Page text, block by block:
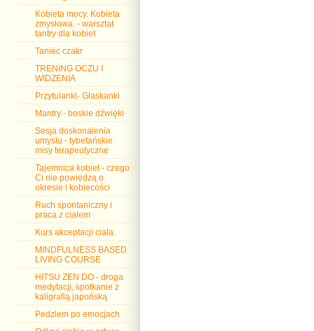
Kobieta mocy. Kobieta
zmysłowa. - warsztat
tantry dla kobiet
Taniec czakr
TRENING OCZU I
WIDZENIA
Przytulanki- Głaskanki
Mantry - boskie dźwięki
Sesja doskonalenia
umysłu - tybetańskie
misy terapeutyczne
Tajemnica kobiet - czego
Ci nie powiedzą o
okresie i kobiecości
Ruch spontaniczny i
praca z ciałem
Kurs akceptacji ciała
MINDFULNESS BASED
LIVING COURSE
HITSU ZEN DO - droga
medytacji, spotkanie z
kaligrafią japońską
Pedzlem po emocjach